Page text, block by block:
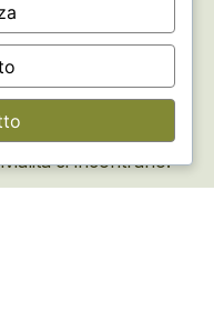
il tempo
si fa
contemporaneo,
si incontrano.